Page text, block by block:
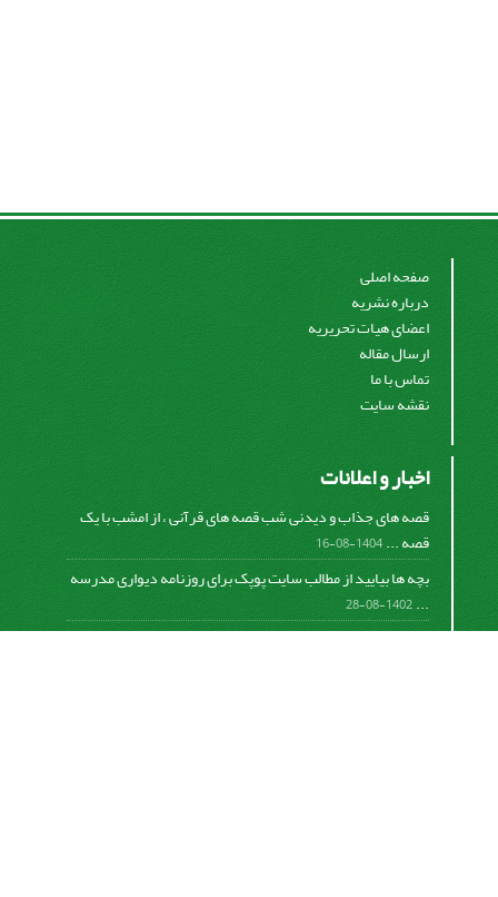
صفحه اصلی
درباره نشریه
اعضای هیات تحریریه
ارسال مقاله
تماس با ما
نقشه سایت
اخبار و اعلانات
قصه های جذاب و دیدنی شب قصه های قرآنی ، از امشب با یک
قصه ...1404-08-16
بچه ها بیایید از مطالب سایت پوپک برای روزنامه دیواری مدرسه
...
1402-08-28